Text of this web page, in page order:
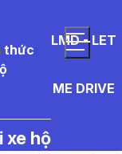
LMD - LET
ME DRIVE
xe hộ